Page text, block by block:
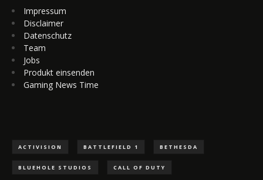
Impressum
Disclaimer
Datenschutz
Team
Jobs
Produkt einsenden
Gaming News Time
ACTIVISION BATTLEFIELD 1 BETHESDA
BLUEHOLE STUDIOS CALL OF DUTY